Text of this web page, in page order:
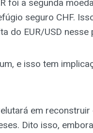
foi a segunda
seguro CHF.
do EUR/USD nesse
e isso tem
em reconstruir
Dito isso,